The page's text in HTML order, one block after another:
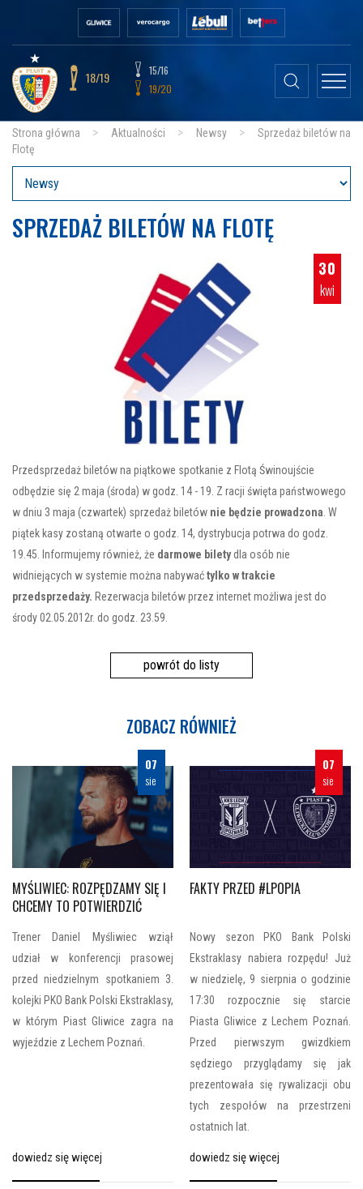
18/19
15/16
19/20
Strona główna Aktualności Newsy
Sprzedaż biletów na
Flotę
SPRZEDAŻ BILETÓW NA FLOTĘ
30
kwi
Przedsprzedaż biletów na piątkowe spotkanie z Flotą Świnoujście
odbędzie się 2 maja (środa) w godz. 14 - 19. Z racji święta państwowego
w dniu 3 maja (czwartek) sprzedaż biletów nie będzie prowadzona . W
piątek kasy zostaną otwarte o godz. 14, dystrybucja potrwa do godz.
19.45. Informujemy również, że darmowe biletydla osób nie
widniejących w systemie można nabywaćtylko w trakcie
przedsprzedaży. Rezerwacja biletów przez internet możliwa jest do
środy 02.05.2012r. do godz. 23.59.
powrót do listy
ZOBACZ RÓWNIEŻ
07
sie
MYŚLIWIEC: ROZPĘDZAMY SIĘ I
CHCEMY TO POTWIERDZIĆ
Trener Daniel Myśliwiec wziął
udział w konferencji prasowej
przed niedzielnym spotkaniem 3.
kolejki PKO Bank Polski Ekstraklasy,
w którym Piast Gliwice zagra na
wyjeździe z Lechem Poznań.
dowiedz się więcej
07
sie
FAKTY PRZED #LPOPIA
Nowy sezon PKO Bank Polski
Ekstraklasy nabiera rozpędu! Już
w niedzielę, 9 sierpnia o godzinie
17:30 rozpocznie się starcie
Piasta Gliwice z Lechem Poznań.
Przed pierwszym gwizdkiem
sędziego przyglądamy się jak
prezentowała się rywalizacji obu
tych zespołów na przestrzeni
ostatnich lat.
dowiedz się więcej